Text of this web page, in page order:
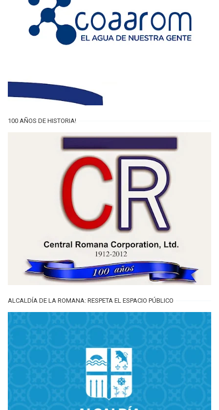
100 AÑOS DE HISTORIA!
ALCALDÍA DE LA ROMANA: RESPETA EL ESPACIO PÚBLICO